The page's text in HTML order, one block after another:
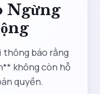
Ngừng
báo rằng
không còn hỗ
quyền.